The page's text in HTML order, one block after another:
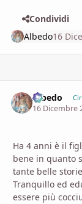
Condividi
Albedo16
Albedo
16 Dicembre
Ha 4 anni è il
bene in quanto
tante belle
Tranquillo ed
essere più